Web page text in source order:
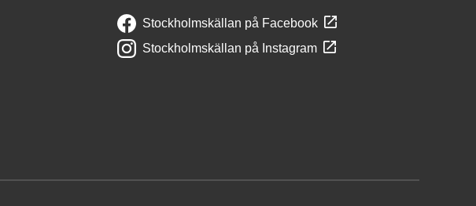
Stockholmskällan på Facebook
Stockholmskällan på Instagram